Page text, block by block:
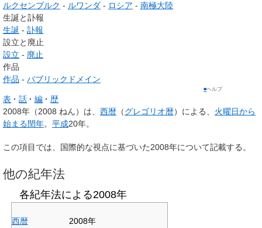
ルクセンブルク - ルワンダ - ロシア - 南極大陸
生誕と訃報
生誕 - 訃報
設立と廃止
設立 - 廃止
作品
作品 - パブリックドメイン
■ヘルプ
表 話 編
歴
2008年 （2008 ねん）は、 西暦 （グレゴリオ暦）による、 火曜日から
始まる閏年。 平成20年。
この項目では、国際的な視点に基づいた2008年について記載する。
他の紀年法
各紀年法による2008年
西暦 2008年